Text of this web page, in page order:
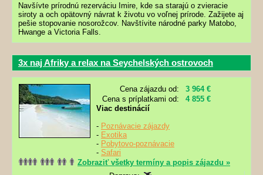
Navšívte prírodnú rezerváciu Imire, kde sa starajú o zvieracie
siroty a och opätovný návrat k životu vo voľnej prírode. Zažijete aj
pešie stopovanie nosorožcov. Navštívite národné parky Matobo,
Hwange a Victoria Falls.
3x naj Afriky a relax na Seychelských ostrovoch
Cena zájazdu od:
3 964 €
Cena s príplatkami od:
4 855 €
Viac destinácií
- Poznávacie zájazdy
- Exotika
- Pobytovo-poznávacie
- Safari
Zobraziť všetky termíny a popis zájazdu »